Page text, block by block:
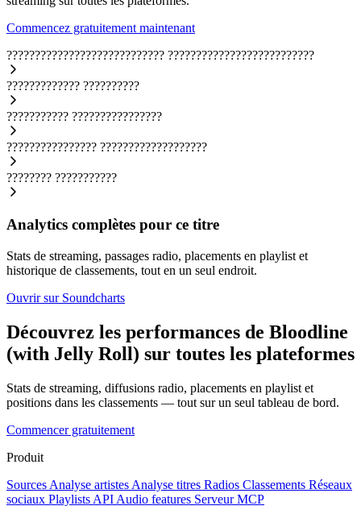
Commencez gratuitement maintenant
???????????????????????????? ??????????????????????????
????????????? ??????????
??????????? ????????????????
???????????????? ???????????????????
???????? ???????????
Analytics complètes pour ce titre
Stats de streaming, passages radio, placements en playlist et
historique de classements, tout en un seul endroit.
Ouvrir sur Soundcharts
Découvrez les performances de Bloodline
(with Jelly Roll) sur toutes les plateformes
Stats de streaming, diffusions radio, placements en playlist et
positions dans les classements — tout sur un seul tableau de bord.
Commencer gratuitement
Produit
Sources Analyse artistes Analyse titres Radios Classements Réseaux
sociaux Playlists API Audio features Serveur MCP